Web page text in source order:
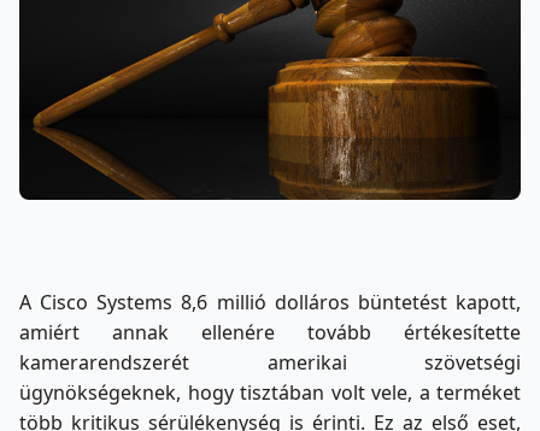
A Cisco Systems 8,6 millió dolláros büntetést kapott,
amiért annak ellenére tovább értékesítette
kamerarendszerét amerikai szövetségi
ügynökségeknek, hogy tisztában volt vele, a terméket
több kritikus sérülékenység is érinti. Ez az első eset,